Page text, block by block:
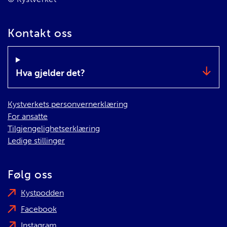
Kontakt oss
Hva gjelder det?
Kystverkets personvernerklæring
For ansatte
Tilgjengelighetserklæring
Ledige stillinger
Følg oss
Kystpodden
Facebook